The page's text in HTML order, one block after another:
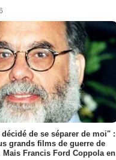
de se séparer de moi" :
grands films de guerre de
Francis Ford Coppola en